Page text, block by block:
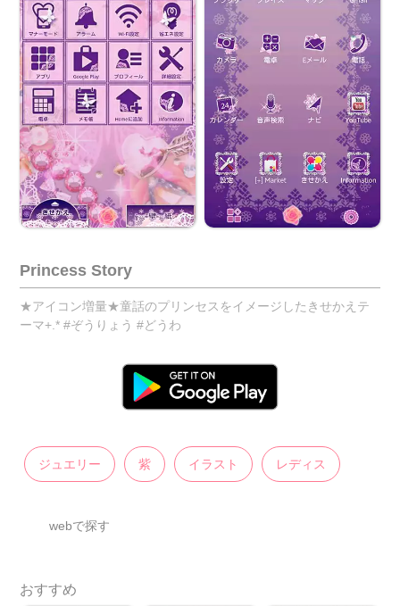
Princess Story
★アイコン増量★童話のプリンセスをイメージしたきせかえテ
ーマ+.* #ぞうりょう #どうわ
ジュエリー 紫 イラスト レディス
webで探す
おすすめ